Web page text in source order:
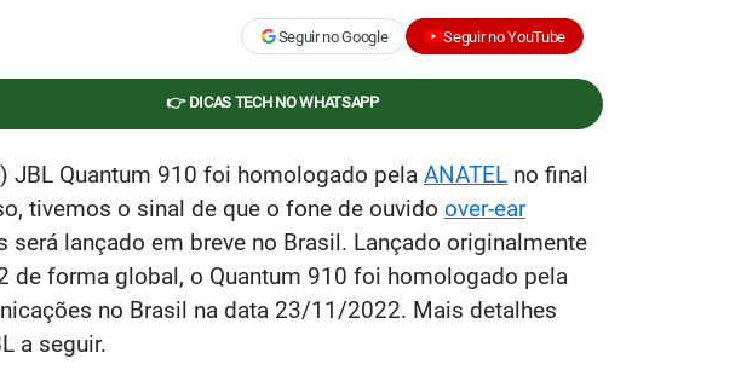
Seguir no Google Seguir no YouTube
👉 DICAS TECH NO WHATSAPP
JBL Quantum 910 foi homologado pela ANATEL no final
tivemos o sinal de que o fone de ouvido over-ear
lançado em breve no Brasil. Lançado originalmente
de forma global, o Quantum 910 foi homologado pela
no Brasil na data 23/11/2022. Mais detalhes
a seguir.